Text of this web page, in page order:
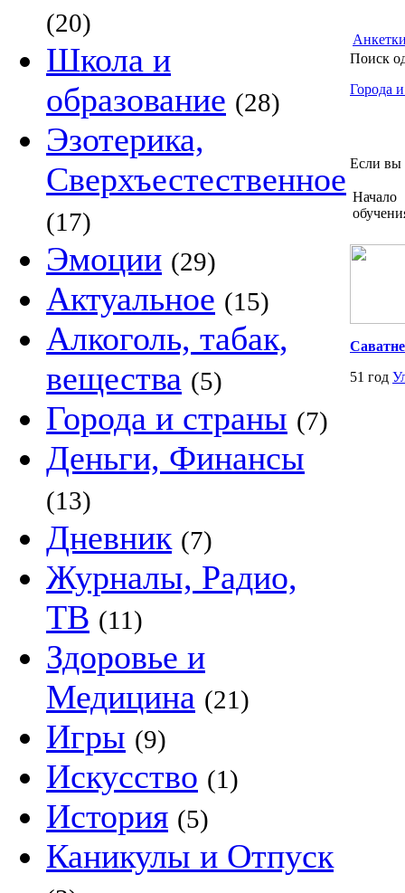
(20)
Школа и
образование (28)
Эзотерика,
Сверхъестественное
(17)
Эмоции (29)
Актуальное (15)
Алкоголь, табак,
вещества (5)
Города и страны (7)
Деньги, Финансы
(13)
Дневник (7)
Журналы, Радио,
ТВ (11)
Здоровье и
Медицина (21)
Игры (9)
Искусство (1)
История (5)
Каникулы и Отпуск
Поиск
Города
Если вы
Начало
51 год